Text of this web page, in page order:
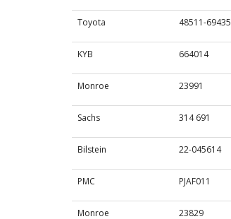
Toyota 48511-69435
KYB 664014
Monroe 23991
Sachs 314 691
Bilstein 22-045614
PMC PJAF011
Monroe 23829